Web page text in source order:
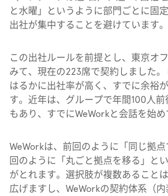
と水曜」というように部門ごとに固
出社が集中することを避けています。
この出社ルールを前提とし、東京オ
みて、現在の223席で契約しました
はるかに出社率が高く、すでに余裕
す。近年は、グループで年間100人
もあり、すでにWeWorkと会話を始め
WeWorkは、前回のように「同じ拠
回のように「丸ごと拠点を移る」と
がとれます。選択肢が複数あること
広げますし、WeWorkの契約体系（